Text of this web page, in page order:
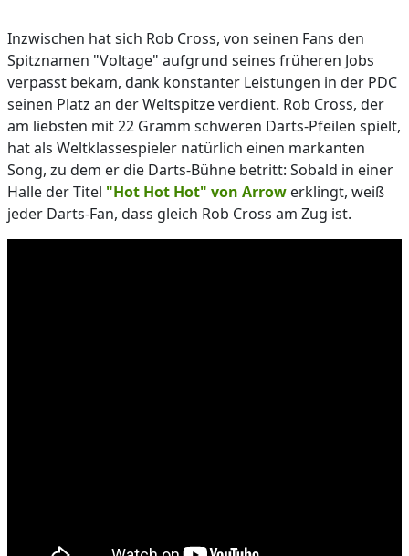
Inzwischen hat sich Rob Cross, von seinen Fans den
Spitznamen "Voltage" aufgrund seines früheren Jobs
verpasst bekam, dank konstanter Leistungen in der PDC
seinen Platz an der Weltspitze verdient. Rob Cross, der
am liebsten mit 22 Gramm schweren Darts-Pfeilen spielt,
hat als Weltklassespieler natürlich einen markanten
Song, zu dem er die Darts-Bühne betritt: Sobald in einer
Halle der Titel "Hot Hot Hot" von Arrow erklingt, weiß
jeder Darts-Fan, dass gleich Rob Cross am Zug ist.